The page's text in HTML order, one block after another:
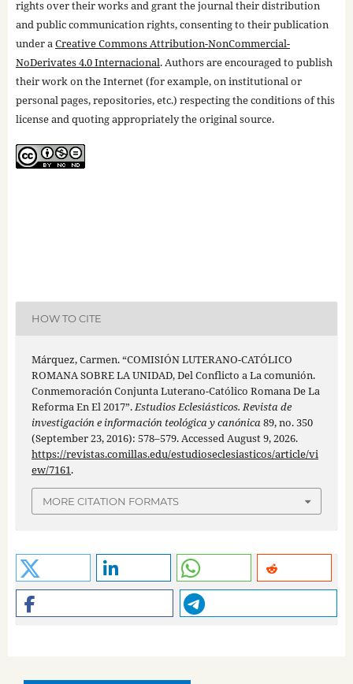
rights over their works and grant the journal their distribution
and public communication rights, consenting to their publication
under aCreative Commons Attribution-NonCommercial-
NoDerivates 4.0 Internacional. Authors are encouraged to publish
their work on the Internet (for example, on institutional or
personal pages, repositories, etc.) respecting the conditions of this
license and quoting appropriately the original source.
HOW TO CITE
Márquez, Carmen. “COMISIÓN LUTERANO-CATÓLICO
ROMANA SOBRE LA UNIDAD, Del Conflicto a La comunión.
Conmemoración Conjunta Luterano-Católico Romana De La
Reforma En El 2017”.Estudios Eclesiásticos. Revista de
investigación e información teológica y canónica89, no. 350
(September 23, 2016): 578–579. Accessed August 9, 2026.
https://revistas.comillas.edu/estudioseclesiasticos/article/vi
ew/7161.
MORE CITATION FORMATS